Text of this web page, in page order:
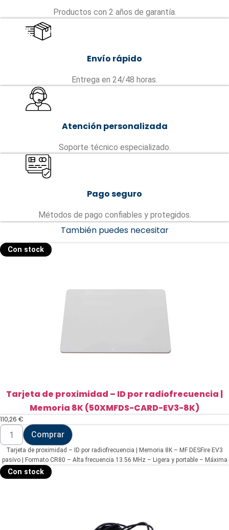
Productos con 2 años de garantía.
Envío rápido
Entrega en 24/48 horas.
Atención personalizada
Soporte técnico especializado.
Pago seguro
Métodos de pago confiables y protegidos.
También puedes necesitar
Con stock
Tarjeta de proximidad – ID por radiofrecuencia |
Memoria 8K (50XMFDS-CARD-EV3-8K)
110,26 €
Tarjeta
proximidad
ID
por
radiofrecuencia
Comprar
Tarjeta de proximidad – ID por radiofrecuencia | Memoria 8K – MF DESFire EV3
pasivo | Formato CR80 – Alta frecuencia 13.56 MHz – Ligera y portable – Máxima
Con stock